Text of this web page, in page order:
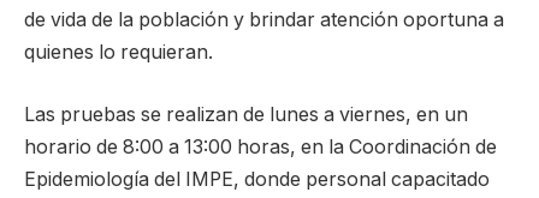
de vida de la población y brindar atención oportuna a
quienes lo requieran.
Las pruebas se realizan de lunes a viernes, en un
horario de 8:00 a 13:00 horas, en la Coordinación de
Epidemiología del IMPE, donde personal capacitado